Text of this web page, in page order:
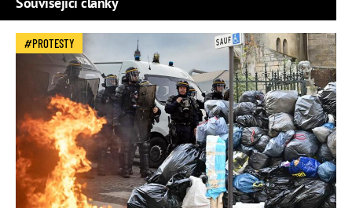
PROTESTY